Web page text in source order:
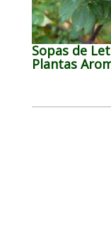
Sopas de
Plantas